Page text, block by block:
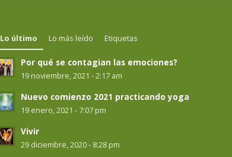
Lo último Lo más leído Etiquetas
Por qué se contagian las emociones?
19 noviembre, 2021 - 2:17 am
Nuevo comienzo 2021 practicando yoga
19 enero, 2021 - 7:07 pm
Vivir
29 diciembre, 2020 - 8:28 pm